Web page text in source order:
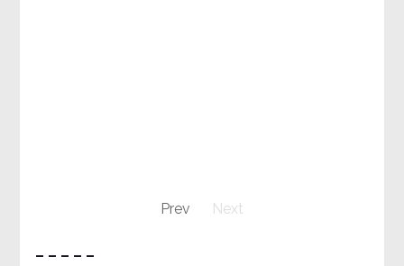
Prev Next
– – – – –